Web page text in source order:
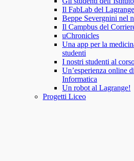
Il FabLab del Lagrange
Beppe Severgnini nel
Il Campbus del
uChronicles
Una app per la
studenti
I nostri studenti al
Un’esperienza online
Informatica
Un robot al Lagrange!
Progetti Liceo